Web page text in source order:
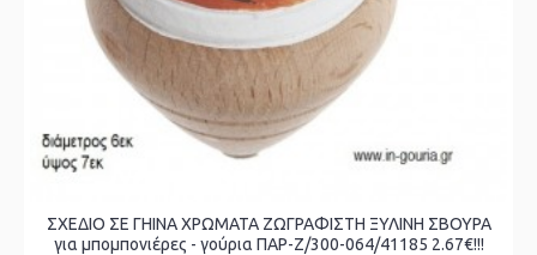
ΣΧΕΔΙΟ ΣΕ ΓΗΙΝΑ ΧΡΩΜΑΤΑ ΖΩΓΡΑΦΙΣΤΗ ΞΥΛΙΝΗ ΣΒΟΥΡΑ
για μπομπονιέρες - γούρια ΠΑΡ-Ζ/300-064/41185 2.67€!!!